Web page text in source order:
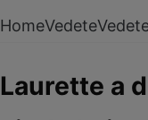
HomeVedete
Laurette a